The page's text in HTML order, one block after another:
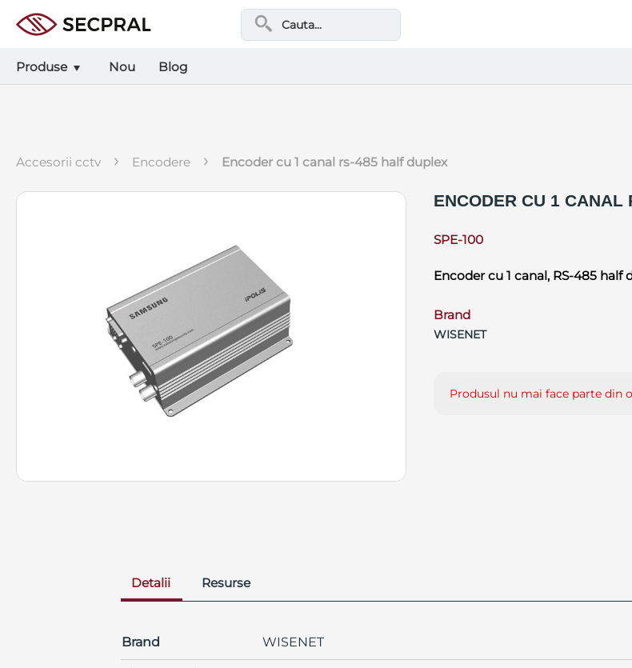
Produse Nou Blog
accesorii cctv › encodere › encoder cu 1 canal rs-485 half duplex
ENCODER CU 1 CANAL
SPE-100
Encoder cu 1 canal, RS-485 half
Brand
WISENET
Produsul nu mai face parte din
Detalii Resurse
Brand WISENET